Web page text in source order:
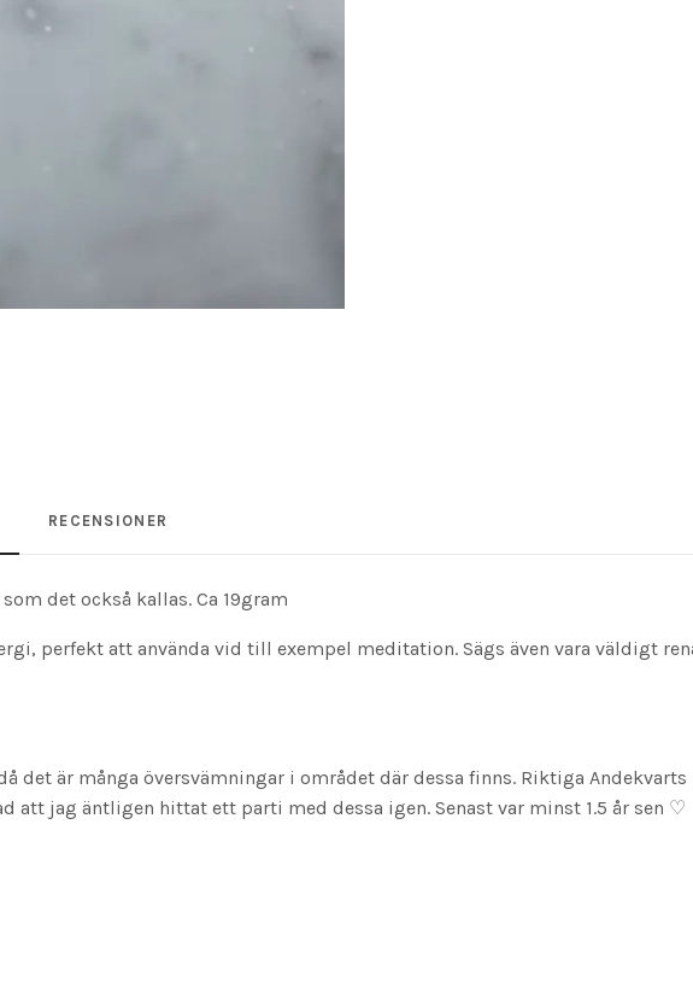
RECENSIONER
det också kallas. Ca 19gram
perfekt att använda vid till exempel meditation. Sägs även vara väldigt
det är många översvämningar i området där dessa finns. Riktiga
att jag äntligen hittat ett parti med dessa igen. Senast var minst 1.5 år sen ♡